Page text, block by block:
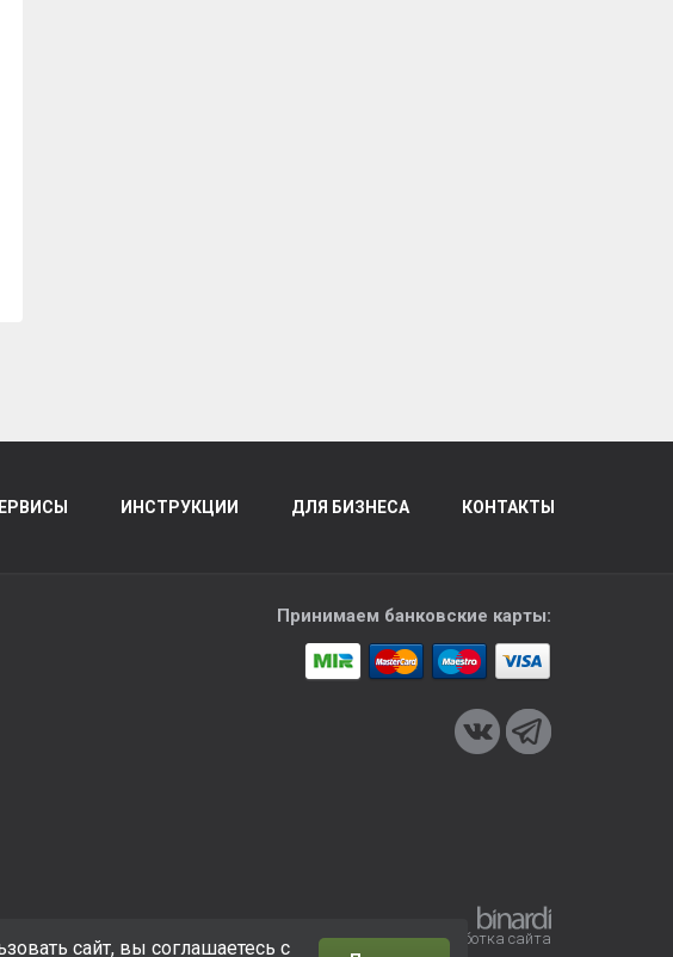
ИНСТРУКЦИИ ДЛЯ БИЗНЕСА КОНТАКТЫ
Принимаем банковские карты:
Разработка сайта
сайт, вы соглашаетесь с